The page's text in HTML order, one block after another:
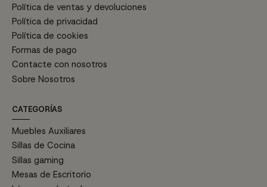
Política de ventas y devoluciones
Política de privacidad
Política de cookies
Formas de pago
Contacte con nosotros
Sobre Nosotros
CATEGORÍAS
Muebles Auxiliares
Sillas de Cocina
Sillas gaming
Mesas de Escritorio